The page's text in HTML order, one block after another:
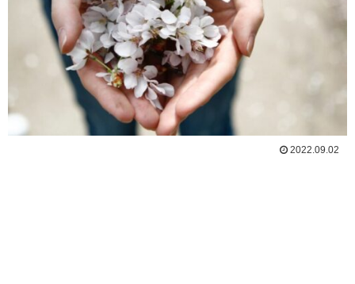
2022.09.02